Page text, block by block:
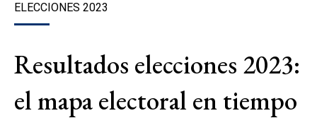
ELECCIONES 2023
Resultados elecciones 2023:
el mapa electoral en tiempo